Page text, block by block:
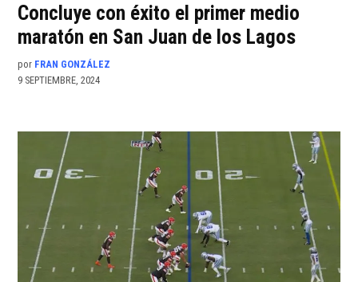
Concluye con éxito el primer medio
maratón en San Juan de los Lagos
por FRAN GONZÁLEZ
9 SEPTIEMBRE, 2024